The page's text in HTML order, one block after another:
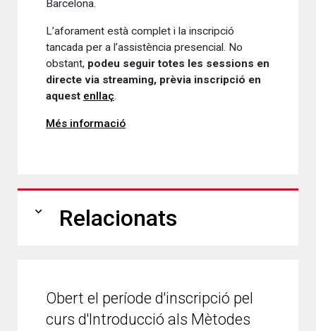
Barcelona.
L’aforament està complet i la inscripció
tancada per a l’assistència presencial. No
obstant, podeu seguir totes les sessions en
directe via streaming, prèvia inscripció en
aquest enllaç.
Més informació
expand_more Relacionats
Obert el període d'inscripció pel
curs d'Introducció als Mètodes